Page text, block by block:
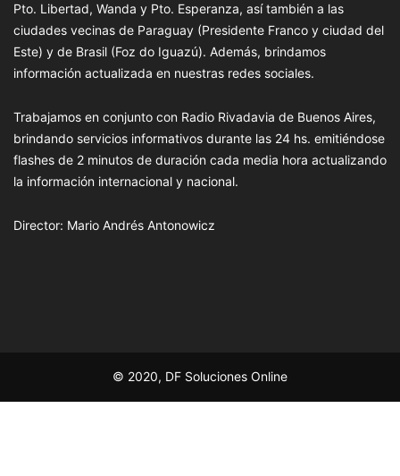
Pto. Libertad, Wanda y Pto. Esperanza, así también a las
ciudades vecinas de Paraguay (Presidente Franco y ciudad del
Este) y de Brasil (Foz do Iguazú). Además, brindamos
información actualizada en nuestras redes sociales.
Trabajamos en conjunto con Radio Rivadavia de Buenos Aires,
brindando servicios informativos durante las 24 hs. emitiéndose
flashes de 2 minutos de duración cada media hora actualizando
la información internacional y nacional.
Director: Mario Andrés Antonowicz
© 2020, DF Soluciones Online